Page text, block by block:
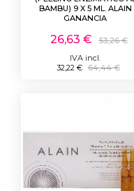
BAMBU) 9 X 5 ML. ALAIN
GANANCIA
26,63 €
53,26 €
IVA incl.
32,22 € 64,44 €